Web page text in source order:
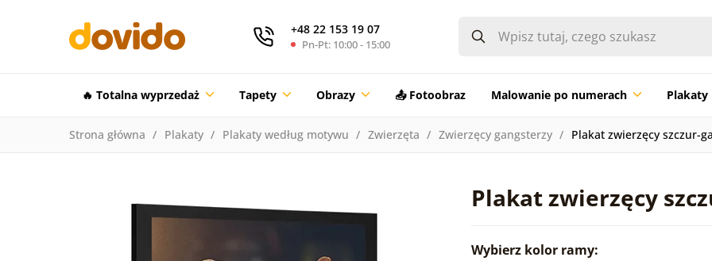
+48 22 153 19 07
Pn-Pt: 10:00 - 15:00
🔥 Totalna wyprzedaż Tapety Obrazy 📤 Fotoobraz Malowanie po numerach Plakaty
Strona główna Plakaty Plakaty według motywu Zwierzęta Zwierzęcy gangsterzy Plakat zwierzęcy szczur-
Plakat zwierzęcy
Wybierz kolor ramy: